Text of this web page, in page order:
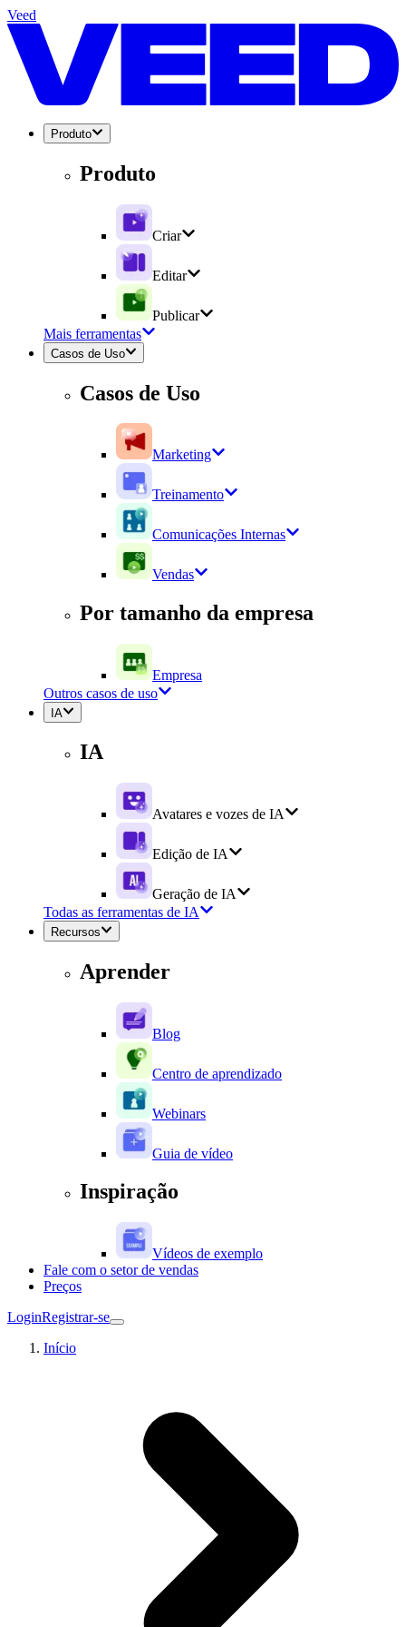
Veed
Produto
Produto
Criar
Editar
Publicar
Mais ferramentas
Casos de Uso
Casos de Uso
Marketing
Treinamento
Comunicações Internas
Vendas
Por tamanho da empresa
Empresa
Outros casos de uso
IA
IA
Avatares e vozes de IA
Edição de IA
Geração de IA
Todas as ferramentas de IA
Recursos
Aprender
Blog
Centro de aprendizado
Webinars
Guia de vídeo
Inspiração
Vídeos de exemplo
Fale com o setor de vendas
Preços
LoginRegistrar-se
Início